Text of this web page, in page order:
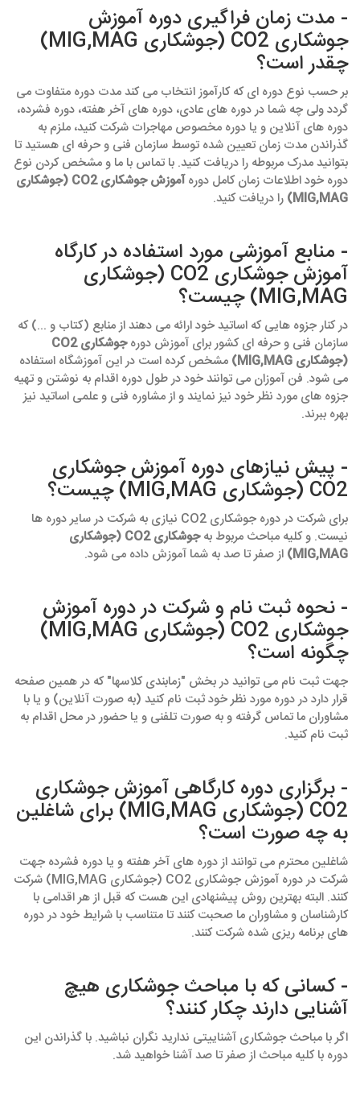
- مدت زمان فراگیری دوره آموزش
جوشکاری CO2 (جوشکاری MIG,MAG)
چقدر است؟
بر حسب نوع دوره ای که کارآموز انتخاب می کند مدت دوره متفاوت می
گردد ولی چه شما در دوره های عادی، دوره های آخر هفته، دوره فشرده،
دوره های آنلاین و یا دوره مخصوص مهاجرات شرکت کنید، ملزم به
گذراندن مدت زمان تعیین شده توسط سازمان فنی و حرفه ای هستید تا
بتوانید مدرک مربوطه را دریافت کنید. با تماس با ما و مشخص کردن نوع
دوره خود اطلاعات زمان کامل دوره
آموزش جوشکاری CO2 (جوشکاری
MIG,MAG) را دریافت کنید.
- منابع آموزشی مورد استفاده در کارگاه
آموزش جوشکاری CO2 (جوشکاری
MIG,MAG) چیست؟
در کنار جزوه هایی که اساتید خود ارائه می دهند از منابع (کتاب و ...) که
سازمان فنی و حرفه ای کشور برای آموزش دوره
جوشکاری CO2
(جوشکاری MIG,MAG)
مشخص کرده است در این آموزشگاه استفاده
می شود. فن آموزان می توانند خود در طول دوره اقدام به نوشتن و تهیه
جزوه های مورد نظر خود نیز نمایند و از مشاوره فنی و علمی اساتید نیز
بهره ببرند.
- پیش نیازهای دوره آموزش جوشکاری
CO2 (جوشکاری MIG,MAG) چیست؟
برای شرکت در دوره جوشکاری CO2 نیازی به شرکت در سایر دوره ها
نیست. و کلیه مباحث مربوط به
جوشکاری CO2 (جوشکاری
MIG,MAG) از صفر تا صد به شما آموزش داده می شود.
- نحوه ثبت نام و شرکت در دوره آموزش
جوشکاری CO2 (جوشکاری MIG,MAG)
چگونه است؟
جهت ثبت نام می توانید در بخش "زمابندی کلاسها" که در همین صفحه
قرار دارد در دوره مورد نظر خود ثبت نام کنید (به صورت آنلاین) و یا با
مشاوران ما تماس گرفته و به صورت تلفنی و یا حضور در محل اقدام به
ثبت نام کنید.
- برگزاری دوره کارگاهی آموزش جوشکاری
CO2 (جوشکاری MIG,MAG) برای شاغلین
به چه صورت است؟
شاغلین محترم می توانند از دوره های آخر هفته و یا دوره فشرده جهت
شرکت در دوره آموزش جوشکاری CO2 (جوشکاری MIG,MAG) شرکت
کنند. البته بهترین روش پیشنهادی این هست که قبل از هر اقدامی با
کارشناسان و مشاوران ما صحبت کنند تا متناسب با شرایط خود در دوره
های برنامه ریزی شده شرکت کنند.
- کسانی که با مباحث جوشکاری هیچ
آشنایی دارند چکار کنند؟
اگر با مباحث جوشکاری آشناییتی ندارید نگران نباشید. با گذراندن این
دوره با کلیه مباحث از صفر تا صد آشنا خواهید شد.